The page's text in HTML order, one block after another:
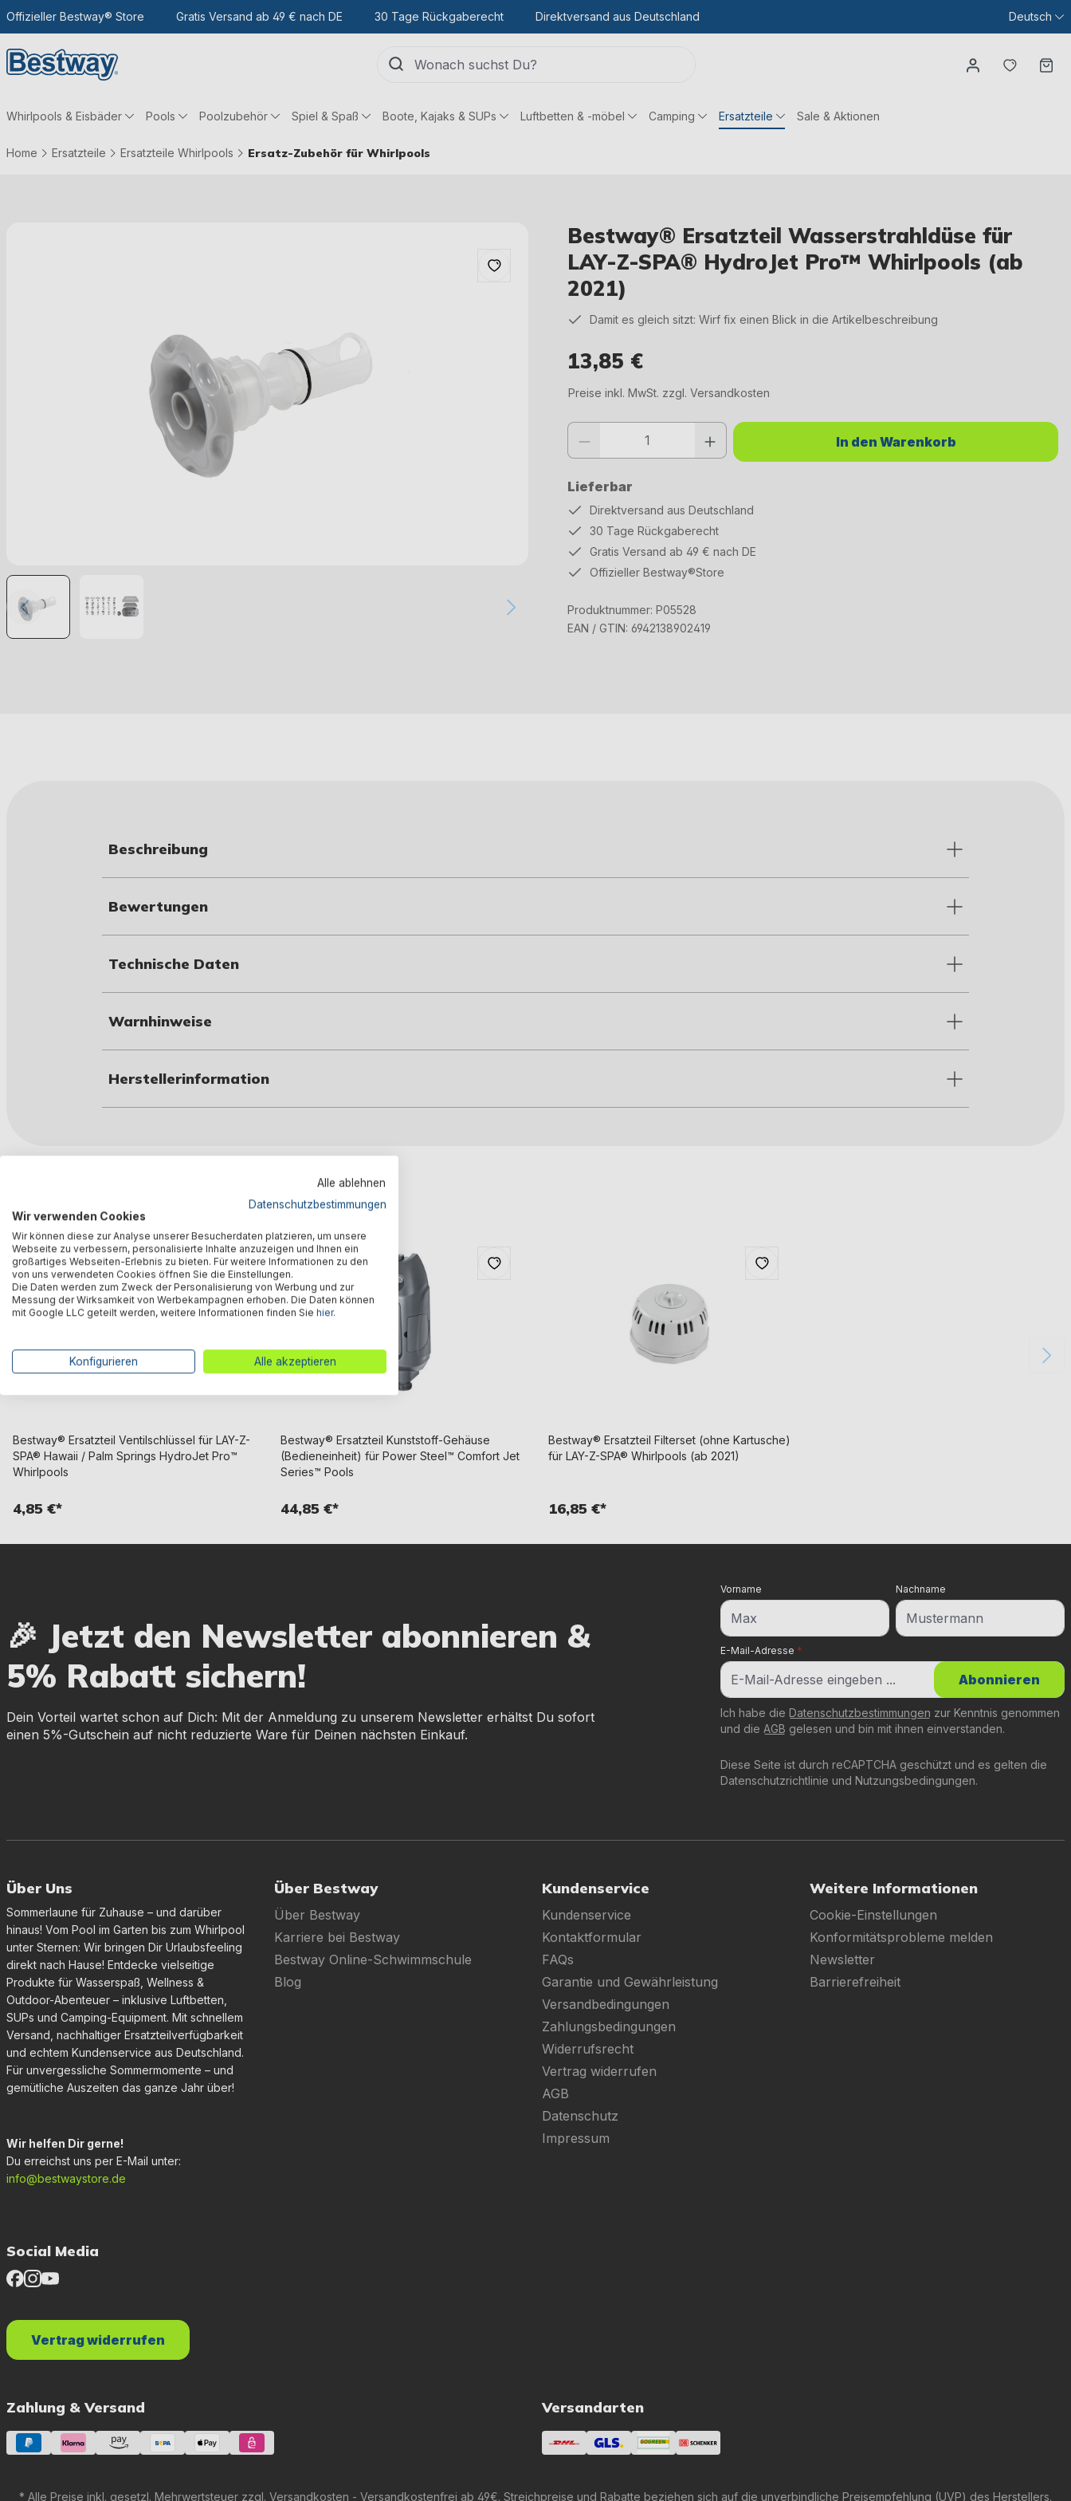
Hauptinhalt
Zur Suche
Zur Hauptnavigation
Offizieller Bestway® Store Gratis Versand ab 49 € nach DE 30 Tage Rückgaberecht Direktversand aus Deutschland Deutsch
Du
Whirlpools & Eisbäder Pools Poolzubehör Spiel & Spaß Boote, Kajaks & SUPs Luftbetten & -möbel Camping Ersatzteile Sale & Aktionen
Home Ersatzteile Ersatzteile Whirlpools Ersatz-Zubehör für Whirlpools
Bestway® Ersatzteil Wasserstrahldüse für
LAY-Z-SPA® HydroJet Pro™ Whirlpools (ab
2021)
Damit es gleich sitzt: Wirf fix einen Blick in die Artikelbeschreibung
13,85 €
Preise inkl. MwSt. zzgl. Versandkosten
Lieferbar
Produkt Anzahl: Gib den gewünschten Wert ein oder benutze die Schaltflächen um die Anzahl zu erhöhen
In den Warenkorb
Direktversand aus Deutschland
30 Tage Rückgaberecht
Gratis Versand ab 49 € nach DE
Offizieller Bestway®Store
Produktnummer: P05528
EAN / GTIN: 6942138902419
Beschreibung
Bewertungen
Technische Daten
Warnhinweise
Herstellerinformation
Bestway® Ersatzteil Ventilschlüssel für LAY-Z-
SPA® Hawaii / Palm Springs HydroJet Pro™
Whirlpools
4,85 €*
Bestway® Ersatzteil Kunststoff-Gehäuse
(Bedieneinheit) für Power Steel™ Comfort Jet
Series™ Pools
44,85 €*
Bestway® Ersatzteil Filterset (ohne Kartusche)
für LAY-Z-SPA® Whirlpools (ab 2021)
16,85 €*
🎉 Jetzt den Newsletter abonnieren &
5% Rabatt sichern!
Dein Vorteil wartet schon auf Dich: Mit der Anmeldung zu unserem Newsletter erhältst Du sofort
einen 5%-Gutschein auf nicht reduzierte Ware für Deinen nächsten Einkauf.
E-Mail-Adresse *
Vorname Nachname
Diese Seite ist durch reCAPTCHA geschützt und es gelten die
Datenschutzrichtlinie und Nutzungsbedingungen.
Ich habe die Datenschutzbestimmungen zur Kenntnis genommen
und die AGB gelesen und bin mit ihnen einverstanden.
Abonnieren
Über Uns
Sommerlaune für Zuhause – und darüber
hinaus! Vom Pool im Garten bis zum Whirlpool
unter Sternen: Wir bringen Dir Urlaubsfeeling
direkt nach Hause! Entdecke vielseitige
Produkte für Wasserspaß, Wellness &
Outdoor-Abenteuer – inklusive Luftbetten,
SUPs und Camping-Equipment. Mit schnellem
Versand, nachhaltiger Ersatzteilverfügbarkeit
und echtem Kundenservice aus Deutschland.
Für unvergessliche Sommermomente – und
gemütliche Auszeiten das ganze Jahr über!
Wir helfen Dir gerne!
Du erreichst uns per E-Mail unter:
info@bestwaystore.de
Über Bestway
Über Bestway
Karriere bei Bestway
Bestway Online-Schwimmschule
Blog
Kundenservice
Kundenservice
Kontaktformular
FAQs
Garantie und Gewährleistung
Versandbedingungen
Zahlungsbedingungen
Widerrufsrecht
Vertrag widerrufen
AGB
Datenschutz
Impressum
Weitere Informationen
Cookie-Einstellungen
Konformitätsprobleme melden
Newsletter
Barrierefreiheit
Social Media
Zahlung & Versand Versandarten
Vertrag widerrufen
* Alle Preise inkl. gesetzl. Mehrwertsteuer zzgl. Versandkosten - Versandkostenfrei ab 49€. Streichpreise und Rabatte beziehen sich auf die unverbindliche Preisempfehlung (UVP) des Herstellers.
Alle ablehnen
Datenschutzbestimmungen
Wir verwenden Cookies
Wir können diese zur Analyse unserer Besucherdaten platzieren, um unsere
Webseite zu verbessern, personalisierte Inhalte anzuzeigen und Ihnen ein
großartiges Webseiten-Erlebnis zu bieten. Für weitere Informationen zu den
von uns verwendeten Cookies öffnen Sie die Einstellungen.
Die Daten werden zum Zweck der Personalisierung von Werbung und zur
Messung der Wirksamkeit von Werbekampagnen erhoben. Die Daten können
mit Google LLC geteilt werden, weitere Informationen finden Sie hier.
Konfigurieren Alle akzeptieren